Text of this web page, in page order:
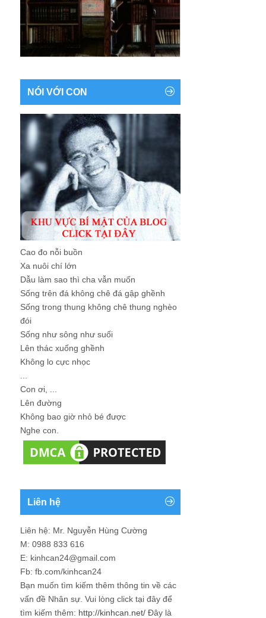
NÓI VỚI CON
Cao đo nỗi buồn
Xa nuôi chí lớn
Dẫu làm sao thì cha vẫn muốn
Sống trên đá không chê đá gập ghềnh
Sống trong thung không chê thung nghèo
đói
Sống như sông như suối
Lên thác xuống ghềnh
Không lo cực nhọc
Con ơi, ...
Lên đường
Không bao giờ nhỏ bé được
Nghe con.
Liên hệ
Liên hệ: Mr. Nguyễn Hùng Cường
M: 0988 833 616
E: kinhcan24@gmail.com
Fb: fb.com/kinhcan24
Bạn muốn tìm kiếm thêm thông tin về các
vấn đề Nhân sự . Vui lòng click tại đây để
tìm kiếm thêm: http://kinhcan.net/ Đây là